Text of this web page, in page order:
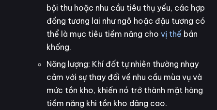
bội thu hoặc nhu cầu tiêu thụ yếu, các hợp
đồng tương lai như ngô hoặc đậu tương có
thể là mục tiêu tiềm năng cho vị thế bán
khống.
Năng lượng: Khí đốt tự nhiên thường nhạy
cảm với sự thay đổi về nhu cầu mùa vụ và
mức tồn kho, khiến nó trở thành mặt hàng
tiềm năng khi tồn kho dâng cao.